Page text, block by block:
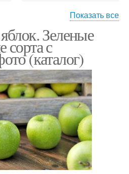
Показать все
Зеленые
сорта с
(каталог)